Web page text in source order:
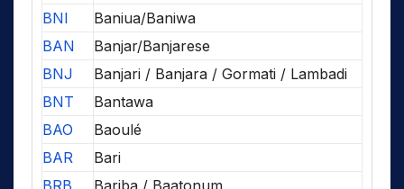
BNI
Baniua/Baniwa
BAN
Banjar/Banjarese
BNJ
Banjari / Banjara / Gormati / Lambadi
BNT
Bantawa
BAO
Baoulé
BAR
Bari
BRB
Bariba / Baatonum